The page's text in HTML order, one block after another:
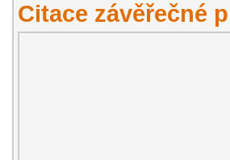
Citace závěřečné